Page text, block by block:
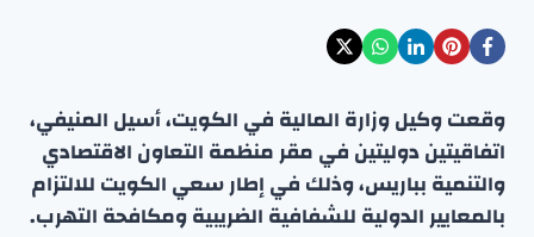
وقعت وكيل وزارة المالية في الكويت، أسيل المنيفي،
اتفاقيتين دوليتين في مقر منظمة التعاون الاقتصادي
والتنمية بباريس، وذلك في إطار سعي الكويت للالتزام
بالمعايير الدولية للشفافية الضريبية ومكافحة التهرب.